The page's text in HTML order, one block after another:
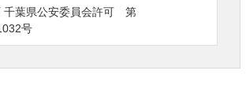
千葉県公安委員会許可 第
号